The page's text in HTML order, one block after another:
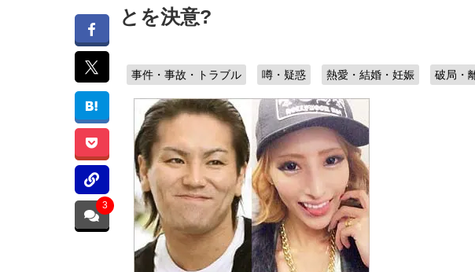
とを決意?
事件・事故・トラブル 噂・疑惑 熱愛・結婚・妊娠 破局・
3